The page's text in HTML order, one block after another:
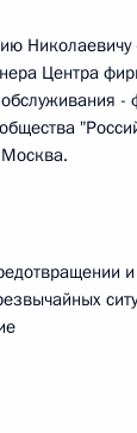
Николаевичу
Центра
-
Москва.